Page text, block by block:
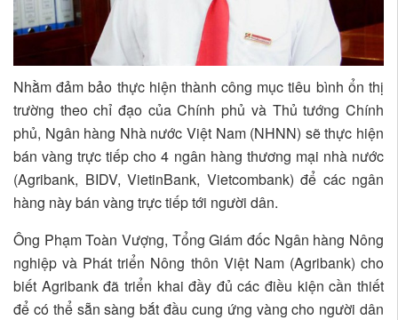
Nhằm đảm bảo thực hiện thành công mục tiêu bình ổn thị
trường theo chỉ đạo của Chính phủ và Thủ tướng Chính
phủ, Ngân hàng Nhà nước Việt Nam (NHNN) sẽ thực hiện
bán vàng trực tiếp cho 4 ngân hàng thương mại nhà nước
(Agribank, BIDV, VietinBank, Vietcombank) để các ngân
hàng này bán vàng trực tiếp tới người dân.
Ông Phạm Toàn Vượng, Tổng Giám đốc Ngân hàng Nông
nghiệp và Phát triển Nông thôn Việt Nam (Agribank) cho
biết Agribank đã triển khai đầy đủ các điều kiện cần thiết
để có thể sẵn sàng bắt đầu cung ứng vàng cho người dân